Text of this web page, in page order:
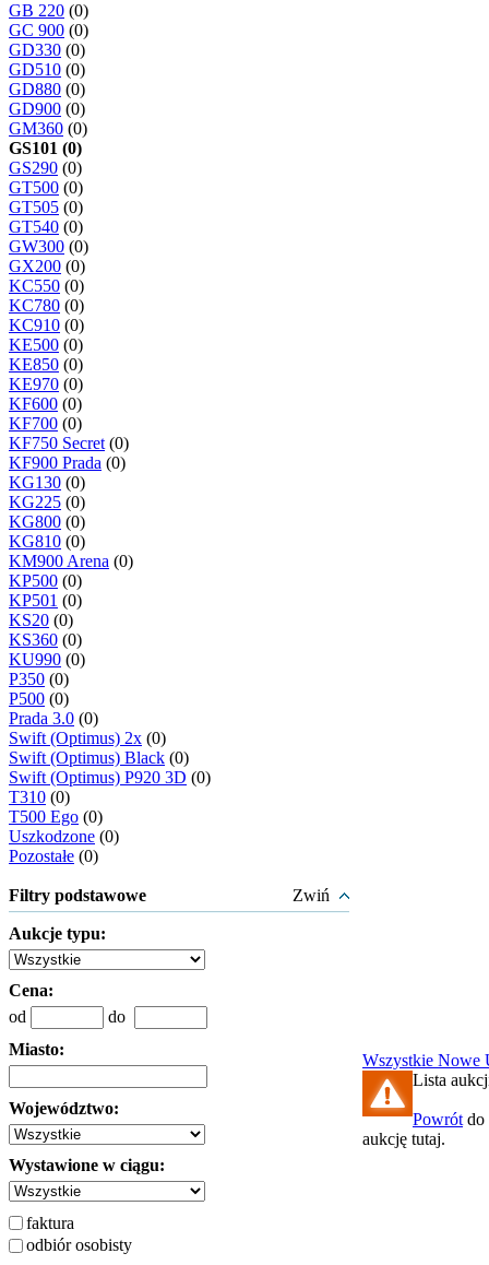
GB 220 (0)
GC 900 (0)
GD330 (0)
GD510 (0)
GD880 (0)
GD900 (0)
GM360 (0)
GS101 (0)
GS290 (0)
GT500 (0)
GT505 (0)
GT540 (0)
GW300 (0)
GX200 (0)
KC550 (0)
KC780 (0)
KC910 (0)
KE500 (0)
KE850 (0)
KE970 (0)
KF600 (0)
KF700 (0)
KF750 Secret (0)
KF900 Prada (0)
KG130 (0)
KG225 (0)
KG800 (0)
KG810 (0)
KM900 Arena (0)
KP500 (0)
KP501 (0)
KS20 (0)
KS360 (0)
KU990 (0)
P350 (0)
P500 (0)
Prada 3.0 (0)
Swift (Optimus) 2x (0)
Swift (Optimus) Black (0)
Swift (Optimus) P920 3D (0)
T310 (0)
T500 Ego (0)
Uszkodzone (0)
Pozostałe (0)
Filtry podstawowe Zwiń
Aukcje typu:
Cena:
od
do
Miasto:
Województwo:
Wystawione w ciągu:
faktura
odbiór osobisty
Wszystkie Nowe
Lista
Powrót do
aukcję tutaj.